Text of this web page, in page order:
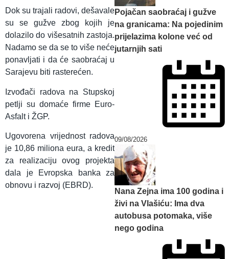
Dok su trajali radovi, dešavale
su se gužve zbog kojih je
dolazilo do višesatnih zastoja.
Nadamo se da se to više neće
ponavljati i da će saobraćaj u
Sarajevu biti rasterećen.
Izvođači radova na Stupskoj
petlji su domaće firme Euro-
Asfalt i ŽGP.
Ugovorena vrijednost radova
je 10,86 miliona eura, a kredit
za realizaciju ovog projekta
dala je Evropska banka za
obnovu i razvoj (EBRD).
Pojačan saobraćaj i gužve
na granicama: Na pojedinim
prijelazima kolone već od
jutarnjih sati
09/08/2026
Nana Zejna ima 100 godina i
živi na Vlašiću: Ima dva
autobusa potomaka, više
nego godina